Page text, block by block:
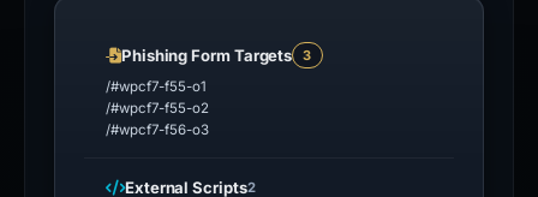
Phishing Form Targets
3
/#wpcf7-f55-o1
/#wpcf7-f55-o2
/#wpcf7-f56-o3
External Scripts2